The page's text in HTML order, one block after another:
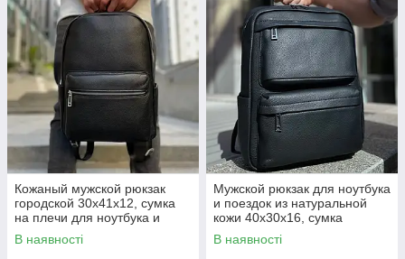
Кожаный мужской рюкзак
городской 30х41х12, сумка
на плечи для ноутбука и
документов Tiding Bag 20334
черная
В наявності
Мужской рюкзак для ноутбука
и поездок из натуральной
кожи 40х30х16, сумка
наплечная Tiding Bag ,
черная
В наявності